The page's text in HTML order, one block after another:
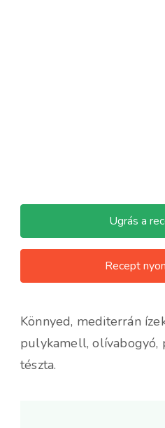
Ugrás a
Recept
Könnyed, mediterrán
pulykamell, olívabogyó,
tészta.